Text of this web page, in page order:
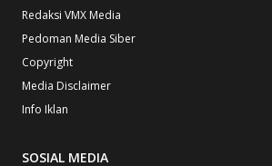
Redaksi VMX Media
Pedoman Media Siber
Copyright
Media Disclaimer
Info Iklan
SOSIAL MEDIA